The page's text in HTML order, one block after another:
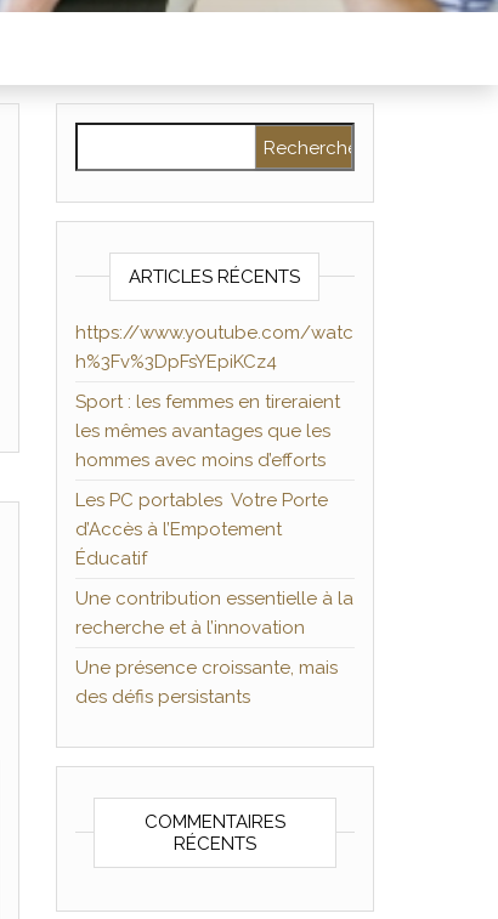
ARTICLES RÉCENTS
https://www.youtube.com/watc
h%3Fv%3DpFsYEpiKCz4
Sport : les femmes en tireraient
les mêmes avantages que les
hommes avec moins d’efforts
Les PC portables Votre Porte
d’Accès à l’Empotement
Éducatif
Une contribution essentielle à la
recherche et à l’innovation
Une présence croissante, mais
des défis persistants
COMMENTAIRES
RÉCENTS